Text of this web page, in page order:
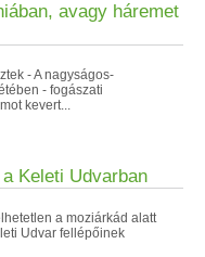
avagy háremet
- A nagyságos-
- fogászati
kevert...
Keleti Udvarban
a moziárkád alatt
Udvar fellépőinek